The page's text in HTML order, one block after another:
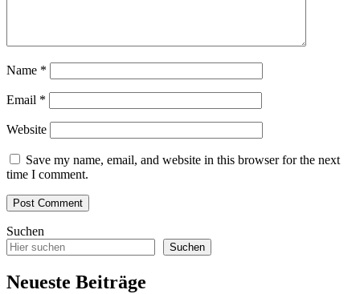
Name *
Email *
Website
Save my name, email, and website in this browser for the next
time I comment.
Suchen
Suchen
Neueste Beiträge